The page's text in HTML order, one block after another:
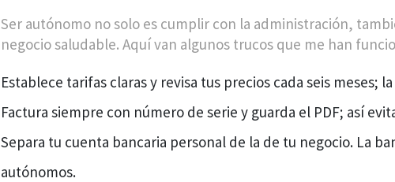
Ser autónomo no solo es cumplir con la administración,
negocio saludable. Aquí van algunos trucos que me han
Establece tarifas claras y revisa tus precios cada seis meses;
Factura siempre con número de serie y guarda el PDF; así
Separa tu cuenta bancaria personal de la de tu negocio. La
autónomos.